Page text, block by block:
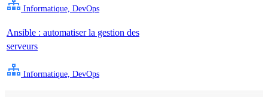
Informatique, DevOps
Ansible : automatiser la gestion des
serveurs
Informatique, DevOps